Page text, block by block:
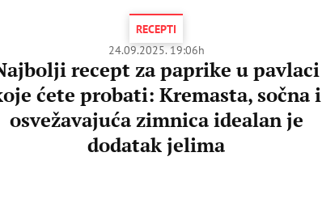
RECEPTI
24.09.2025. 19:06h
recept za paprike u pavlaci
ćete probati: Kremasta, sočna i
osvežavajuća zimnica idealan je
dodatak jelima